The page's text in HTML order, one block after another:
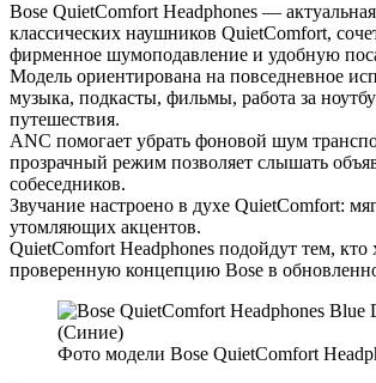
Bose QuietComfort Headphones —
классических наушников QuietComfort,
фирменное шумоподавление и удобную
Модель ориентирована на повседневное
музыка, подкасты, фильмы, работа за
путешествия.
ANC помогает убрать фоновой шум
прозрачный режим позволяет слышать
собеседников.
Звучание настроено в духе QuietComfort:
утомляющих акцентов.
QuietComfort Headphones подойдут тем, кто
проверенную концепцию Bose в
Фото модели Bose QuietComfort